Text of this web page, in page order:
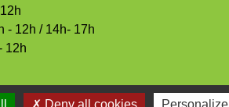
- 12h / 14h- 17h
12h
Deny all cookies Personalize